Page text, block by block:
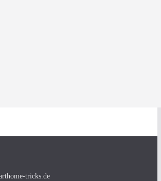
tricks.de